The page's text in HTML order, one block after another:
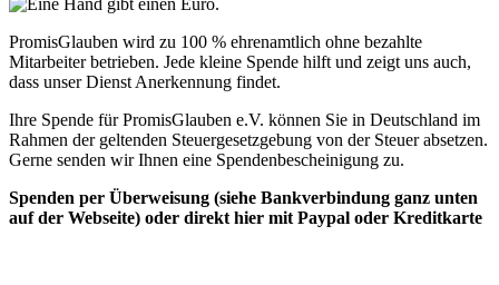
PromisGlauben wird zu 100 % ehrenamtlich ohne bezahlte
Mitarbeiter betrieben. Jede kleine Spende hilft und zeigt uns auch,
dass unser Dienst Anerkennung findet.
Ihre Spende für PromisGlauben e.V. können Sie in Deutschland im
Rahmen der geltenden Steuergesetzgebung von der Steuer absetzen.
Gerne senden wir Ihnen eine Spendenbescheinigung zu.
Spenden per Überweisung (siehe Bankverbindung ganz unten
auf der Webseite) oder direkt hier mit Paypal oder Kreditkarte